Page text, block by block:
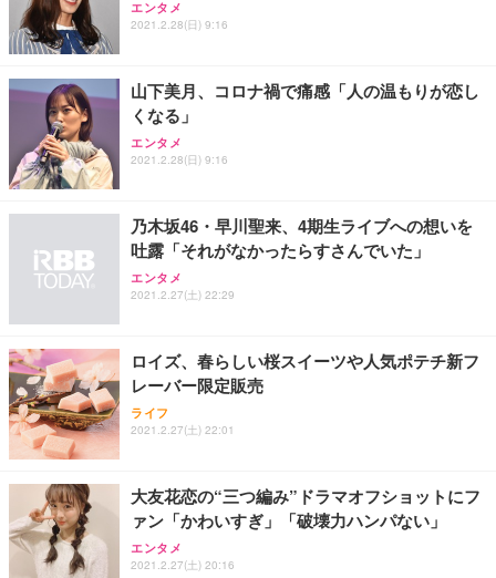
ッシュ 通気性 ランバーサポート付き 腰サポート ガ
ス圧無段階昇降 360度回転 キャスター付き コンパク
HOOTER Gaming Monitor 24” Essential ゲーミン
グモニター QD 24.5インチ 1ms FHD 量子ドット 残
ュラー 200枚入【Amazon.co.jp限定】
エンタメ
2021.2.28(日) 9:16
山下美月、コロナ禍で痛感「人の温もりが恋し
くなる」
エンタメ
2021.2.28(日) 9:16
乃木坂46・早川聖来、4期生ライブへの想いを
吐露「それがなかったらすさんでいた」
エンタメ
2021.2.27(土) 22:29
ロイズ、春らしい桜スイーツや人気ポテチ新フ
レーバー限定販売
ライフ
2021.2.27(土) 22:01
大友花恋の“三つ編み”ドラマオフショットにフ
ァン「かわいすぎ」「破壊力ハンパない」
エンタメ
2021.2.27(土) 20:16